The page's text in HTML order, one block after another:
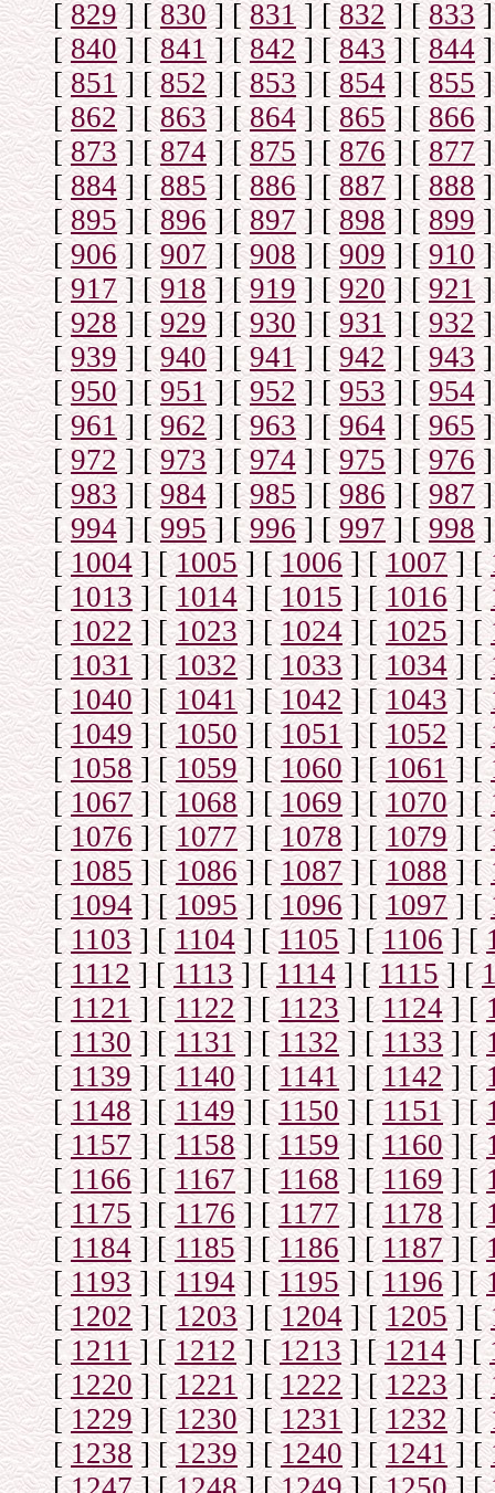
[829] [830] [831] [832] [833]
[840] [841] [842] [843] [844]
[851] [852] [853] [854] [855]
[862] [863] [864] [865] [866]
[873] [874] [875] [876] [877]
[884] [885] [886] [887] [888]
[895] [896] [897] [898] [899]
[906] [907] [908] [909] [910]
[917] [918] [919] [920] [921]
[928] [929] [930] [931] [932]
[ 939] [940] [941] [942] [943]
[950] [951] [952] [953] [954]
[961] [962] [963] [964] [965]
[972] [973] [974] [975] [976]
[983] [984] [985] [986] [987]
[994] [995] [996] [997] [998]
[1004] [1005] [1006] [1007] [
[1013] [1014] [1015 ] [1016] [
[1022] [1023] [1024] [1025] [
[1031] [1032] [1033] [1034] [
[1040] [1041] [1042] [1043] [
[1049] [1050] [1051] [1052] [
[1058] [1059] [1060] [1061] [
[1067] [1068] [1069] [1070] [
[1076] [1077] [1078] [1079] [
[1085] [1086] [1087] [1088] [
[1094] [1095] [1096] [1097] [
[1103] [1104] [1105] [1106] [
[1112] [1113] [ 1114] [1115] [
[1121] [1122] [1123] [1124] [
[1130] [1131] [1132] [1133] [
[1139] [1140] [1141] [1142] [
[1148] [1149] [1150] [1151] [
[1157] [1158] [1159] [1160] [
[1166] [1167] [1168] [1169] [
[1175] [1176] [1177] [1178] [
[1184] [1185] [1186] [1187] [
[1193] [1194] [1195] [1196] [
[1202] [1203] [1204] [1205] [
[1211] [1212] [1213] [1214] [
[1220] [1221] [1222] [1223] [
[1229] [1230] [1231 ] [1232] [
[1238] [1239] [1240] [1241] [